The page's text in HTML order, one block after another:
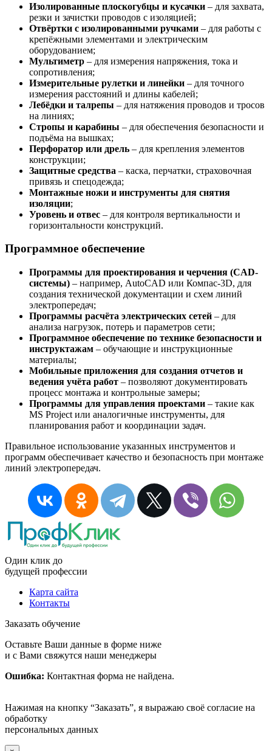
Изолированные плоскогубцы и кусачки – для захвата,
резки и зачистки проводов с изоляцией;
Отвёртки с изолированными ручками – для работы с
крепёжными элементами и электрическим
оборудованием;
Мультиметр – для измерения напряжения, тока и
сопротивления;
Измерительные рулетки и линейки – для точного
измерения расстояний и длины кабелей;
Лебёдки и талрепы – для натяжения проводов и тросов
на линиях;
Стропы и карабины – для обеспечения безопасности и
подъёма на вышках;
Перфоратор или дрель – для крепления элементов
конструкции;
Защитные средства – каска, перчатки, страховочная
привязь и спецодежда;
Монтажные ножи и инструменты для снятия
изоляции;
Уровень и отвес – для контроля вертикальности и
горизонтальности конструкций.
Программное обеспечение
Программы для проектирования и черчения (CAD-
системы) – например, AutoCAD или Компас-3D, для
создания технической документации и схем линий
электропередач;
Программы расчёта электрических сетей – для
анализа нагрузок, потерь и параметров сети;
Программное обеспечение по технике безопасности и
инструктажам – обучающие и инструкционные
материалы;
Мобильные приложения для создания отчетов и
ведения учёта работ – позволяют документировать
процесс монтажа и контрольные замеры;
Программы для управления проектами – такие как
MS Project или аналогичные инструменты, для
планирования работ и координации задач.
Правильное использование указанных инструментов и
программ обеспечивает качество и безопасность при монтаже
линий электропередач.
Один клик до
будущей профессии
Карта сайта
Контакты
Заказать обучение
Оставьте Ваши данные в форме ниже
и с Вами свяжутся наши менеджеры
Ошибка: Контактная форма не найдена.
Нажимая на кнопку “Заказать”, я выражаю своё согласие на
обработку
персональных данных